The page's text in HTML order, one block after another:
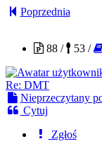
Poprzednia
88 /
53 /
Re: DMT
Nieprzeczytany
Cytuj
Zgłoś